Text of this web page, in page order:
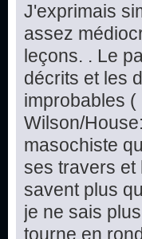
J'exprimais
assez
leçons. . Le
décrits et les
improbables
Wilson/
masochiste
ses travers et
savent plus
je ne sais
tourne en